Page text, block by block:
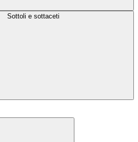
Sottoli e sottaceti